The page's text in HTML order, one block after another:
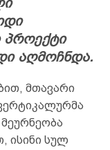
პროექტი
აღმოჩნდა.
მთავარი
ისინი სულ